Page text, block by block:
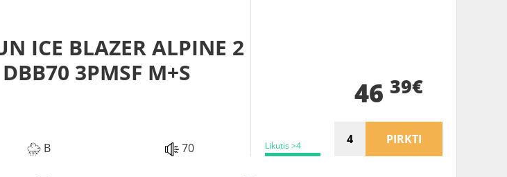
ICE BLAZER ALPINE 2
3PMSF M+S
B 70 Likutis >4
46 39€
PIRKTI